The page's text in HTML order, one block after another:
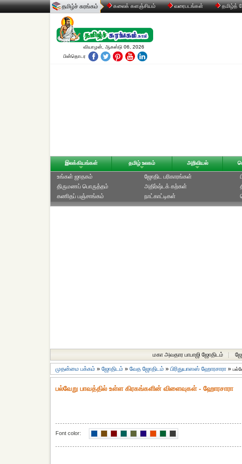
தமிழ்ச் சுரங்கம் கலைக் களஞ்சியம் வரைபடங்கள் தமிழ்த்
வியாழன், ஆகஸ்டு 06, 2026
பின்தொடர
இலக்கியங்கள் தமிழ் உலகம் அறிவியல்
உங்கள் ஜாதகம்
திருமணப் பொருத்தம்
கணிதப் பஞ்சாங்கம்
ஜோதிட ப‌ரிகார‌ங்க‌ள்
அதிர்ஷ்டக் கற்கள்
நாட்காட்டிகள்
மகா அவதார பாபாஜி ஜோதிடம்
முதன்மை பக்கம் » ஜோதிடம் » வேத ஜோதிடம் » பிரிதுயாஸஸ் ஹோரசாரா »
பல்வேறு பாவத்தில் உள்ள கிரகங்களின் விளைவுகள் - ஹோரசாரா
Font color: